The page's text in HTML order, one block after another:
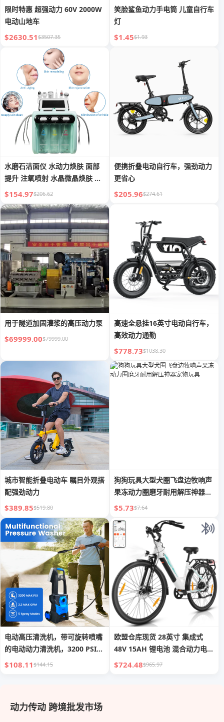
限时特惠 超强动力 60V 2000W
电动山地车
$2630.51$3507.35
笑脸鲨鱼动力手电筒 儿童自行车
灯
$1.45$1.93
水磨石洁面仪 水动力焕肤 面部
提升 注氧喷射 水晶微晶焕肤 水
磨石洁面仪
$154.97$206.62
便携折叠电动自行车，强劲动力
更省心
$205.96$274.61
用于隧道加固灌浆的高压动力泵
$69999.00$79999.00
高速全悬挂16英寸电动自行车，
高效动力通勤
$778.73$1038.30
城市智能折叠电动车 瞩目外观搭
配强劲动力
$389.85$519.80
狗狗玩具大型犬圈飞盘边牧响声
果冻动力圈磨牙耐用解压神器宠
物玩具
$5.73$7.64
电动高压清洗机，带可旋转喷嘴
的电动动力清洗机，3200 PSI
最大 2.2 GPM 高压清洁机带泡
$108.11$144.15
欧盟仓库现货 28英寸 集成式
48V 15AH 锂电池 混合动力电动
自行车 低跨铝合金车架 500W
$724.48$965.97
动力传动 跨境批发市场